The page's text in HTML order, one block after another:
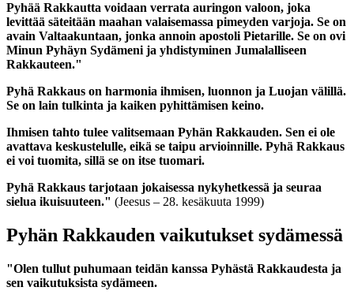
Pyhää Rakkautta voidaan verrata auringon valoon, joka
levittää säteitään maahan valaisemassa pimeyden varjoja. Se on
avain Valtaakuntaan, jonka annoin apostoli Pietarille. Se on ovi
Minun Pyhäyn Sydämeni ja yhdistyminen Jumalalliseen
Rakkauteen."
Pyhä Rakkaus on harmonia ihmisen, luonnon ja Luojan välillä.
Se on lain tulkinta ja kaiken pyhittämisen keino.
Ihmisen tahto tulee valitsemaan Pyhän Rakkauden. Sen ei ole
avattava keskustelulle, eikä se taipu arvioinnille. Pyhä Rakkaus
ei voi tuomita, sillä se on itse tuomari.
Pyhä Rakkaus tarjotaan jokaisessa nykyhetkessä ja seuraa
sielua ikuisuuteen." (Jeesus – 28. kesäkuuta 1999)
Pyhän Rakkauden vaikutukset sydämessä
"Olen tullut puhumaan teidän kanssa Pyhästä Rakkaudesta ja
sen vaikutuksista sydämeen.